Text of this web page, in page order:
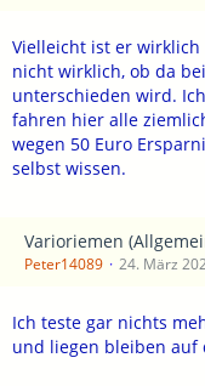
Vielleicht ist er
nicht wirklich, ob da
unterschieden wird.
fahren hier alle
wegen 50 Euro
selbst wissen.
Varioriemen
Peter14089 24. März
Ich teste gar nichts
und liegen bleiben auf